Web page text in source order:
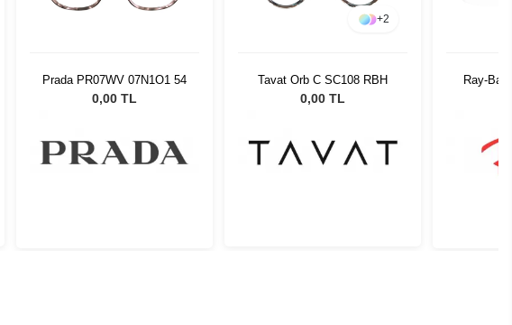
Prada PR07WV 07N1O1 54
0,00 TL
+2
Tavat Orb C SC108 RBH
0,00 TL
Ray-